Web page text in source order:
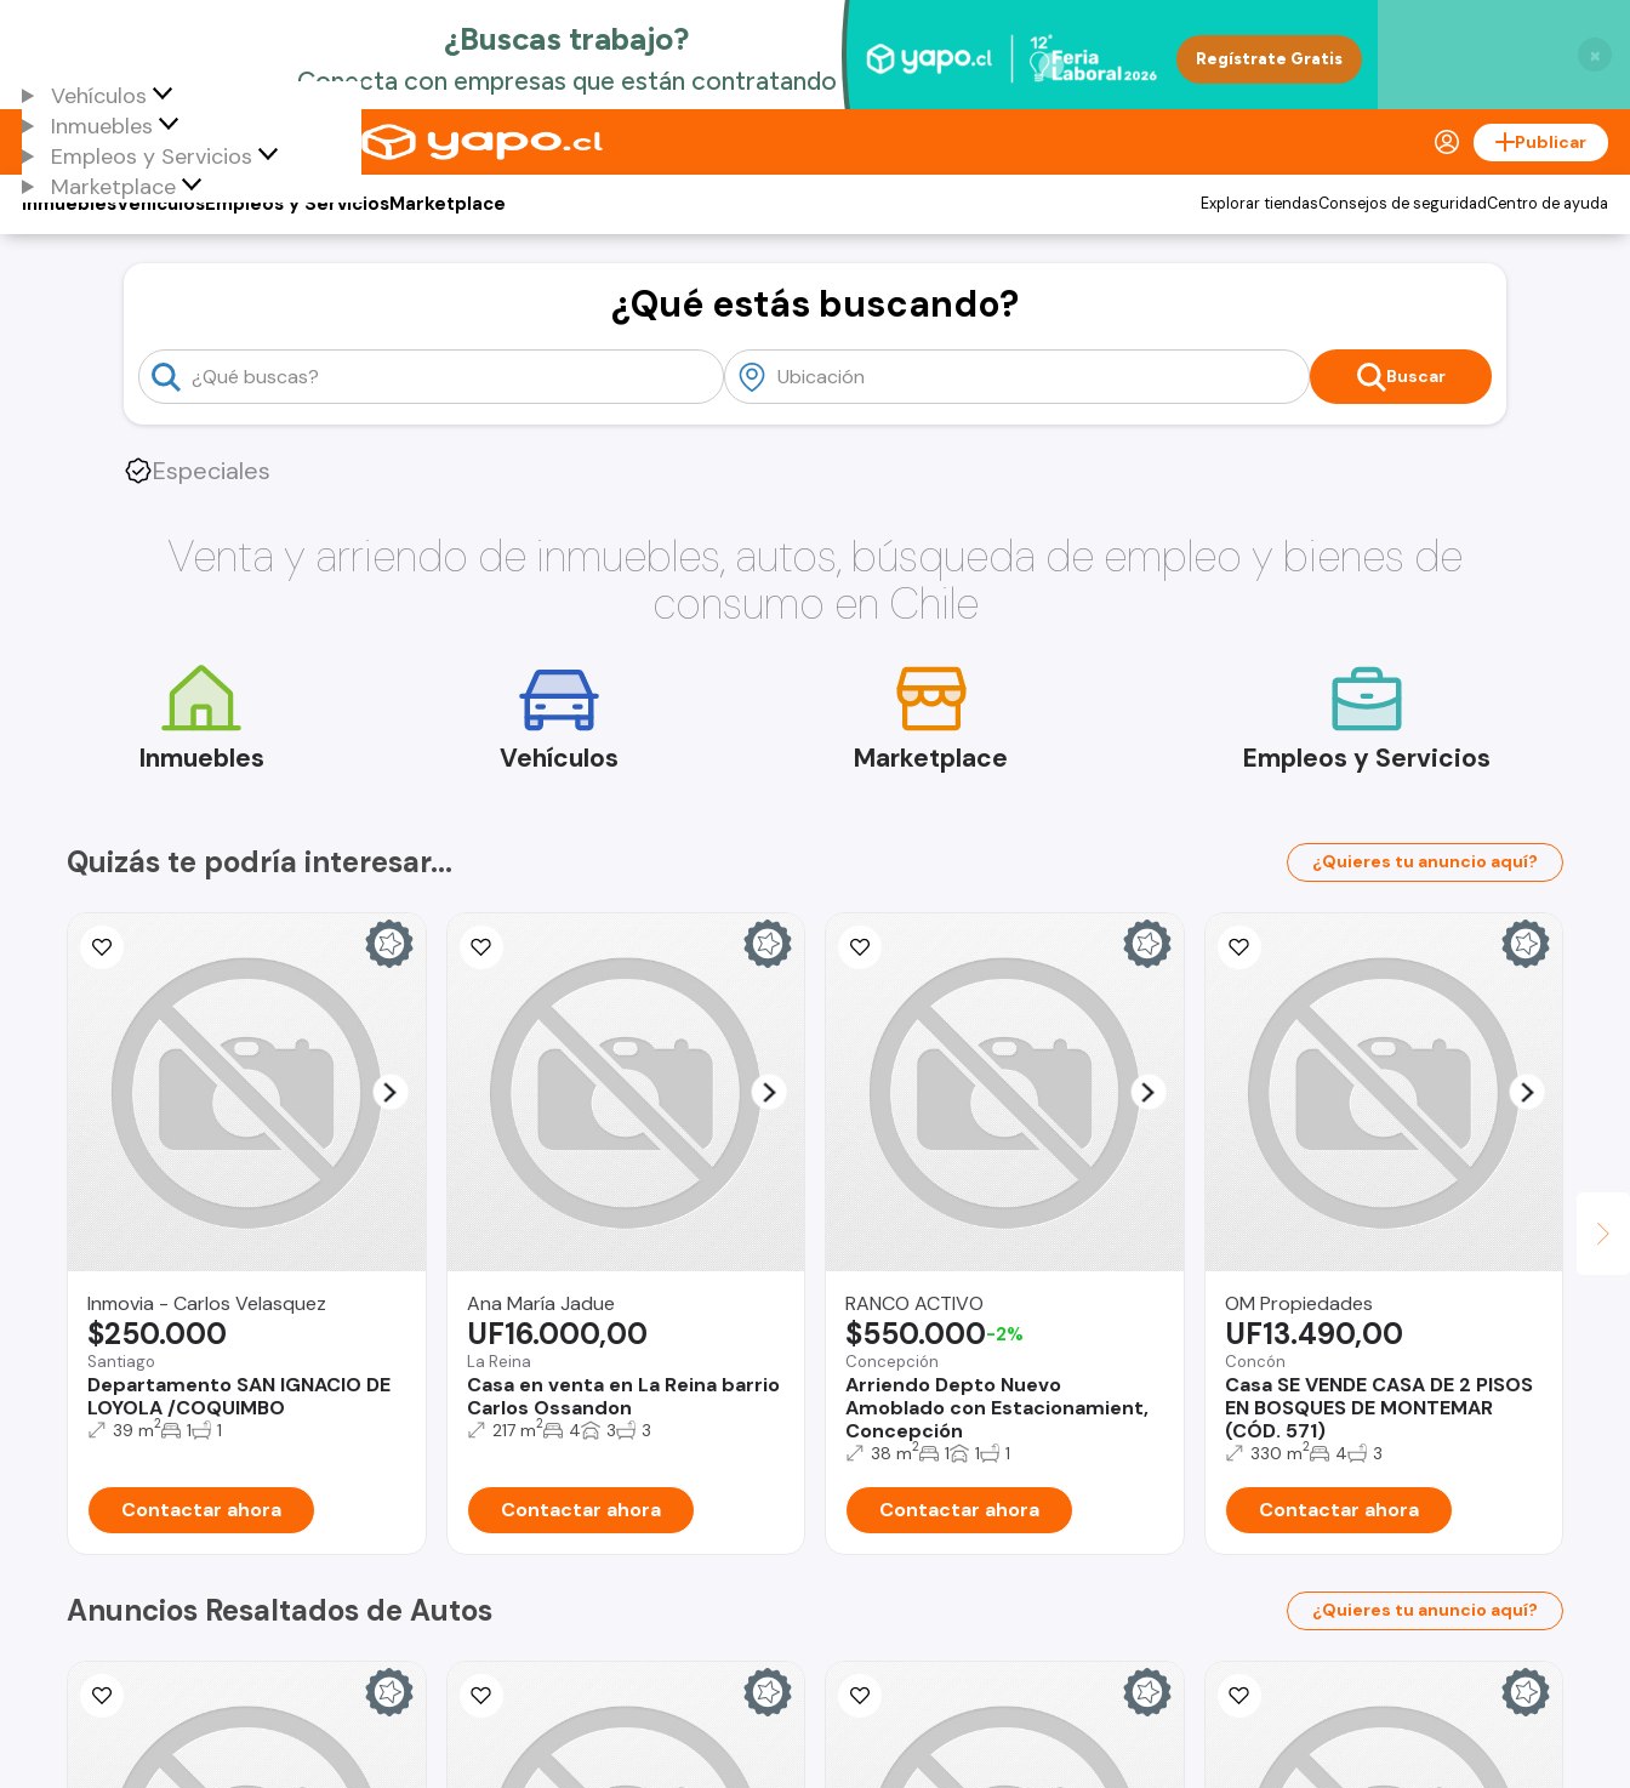
×
Vehículos
Inmuebles
Empleos y Servicios
Marketplace
Publicar
Vehículos
Inmuebles Empleos y ServiciosMarketplace Explorar tiendasConsejos de seguridadCentro de ayuda
¿Qué estás buscando?
Buscar
Especiales
Venta y arriendo de inmuebles, autos, búsqueda de empleo y bienes de
consumo en Chile
Inmuebles Vehículos Marketplace Empleos y Servicios
Quizás te podría interesar... ¿Quieres tu anuncio aquí?
Inmovia - Carlos Velasquez
Santiago
Departamento SAN IGNACIO DE
LOYOLA /COQUIMBO
$250.000
39 m2 1 1
Contactar ahora
Ana María Jadue
La Reina
Casa en venta en La Reina barrio
Carlos Ossandon
UF16.000,00
217 m2 4 3 3
Contactar ahora
RANCO ACTIVO
Concepción
Arriendo Depto Nuevo
Amoblado con Estacionamient,
Concepción
$550.000-2%
38 m2 1 1 1
Contactar ahora
OM Propiedades
Concón
Casa SE VENDE CASA DE 2 PISOS
EN BOSQUES DE MONTEMAR
(CÓD. 571)
UF13.490,00
330 m2 4 3
Contactar ahora
Anuncios Resaltados de Autos ¿Quieres tu anuncio aquí?